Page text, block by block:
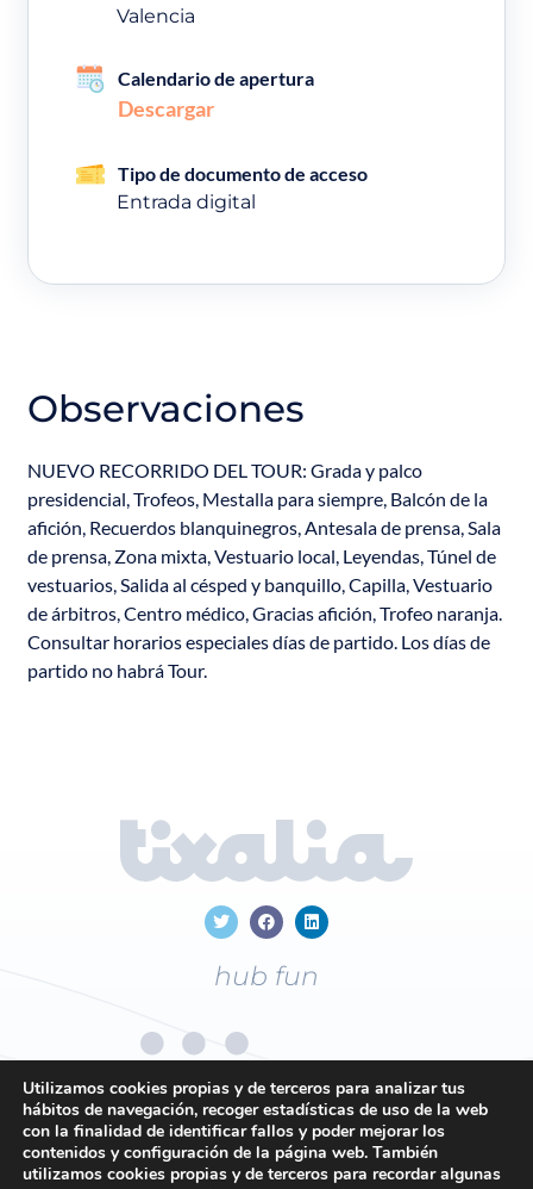
Valencia
Calendario de apertura
Descargar
Tipo de documento de acceso
Entrada digital
Observaciones
NUEVO RECORRIDO DEL TOUR: Grada y palco
presidencial, Trofeos, Mestalla para siempre, Balcón de la
afición, Recuerdos blanquinegros, Antesala de prensa, Sala
de prensa, Zona mixta, Vestuario local, Leyendas, Túnel de
vestuarios, Salida al césped y banquillo, Capilla, Vestuario
de árbitros, Centro médico, Gracias afición, Trofeo naranja.
Consultar horarios especiales días de partido. Los días de
partido no habrá Tour.
hub fun
+34 96 169 19 43
Utilizamos cookies propias y de terceros para analizar tus
hábitos de navegación, recoger estadísticas de uso de la web
con la finalidad de identificar fallos y poder mejorar los
contenidos y configuración de la página web. También
utilizamos cookies propias y de terceros para recordar algunas